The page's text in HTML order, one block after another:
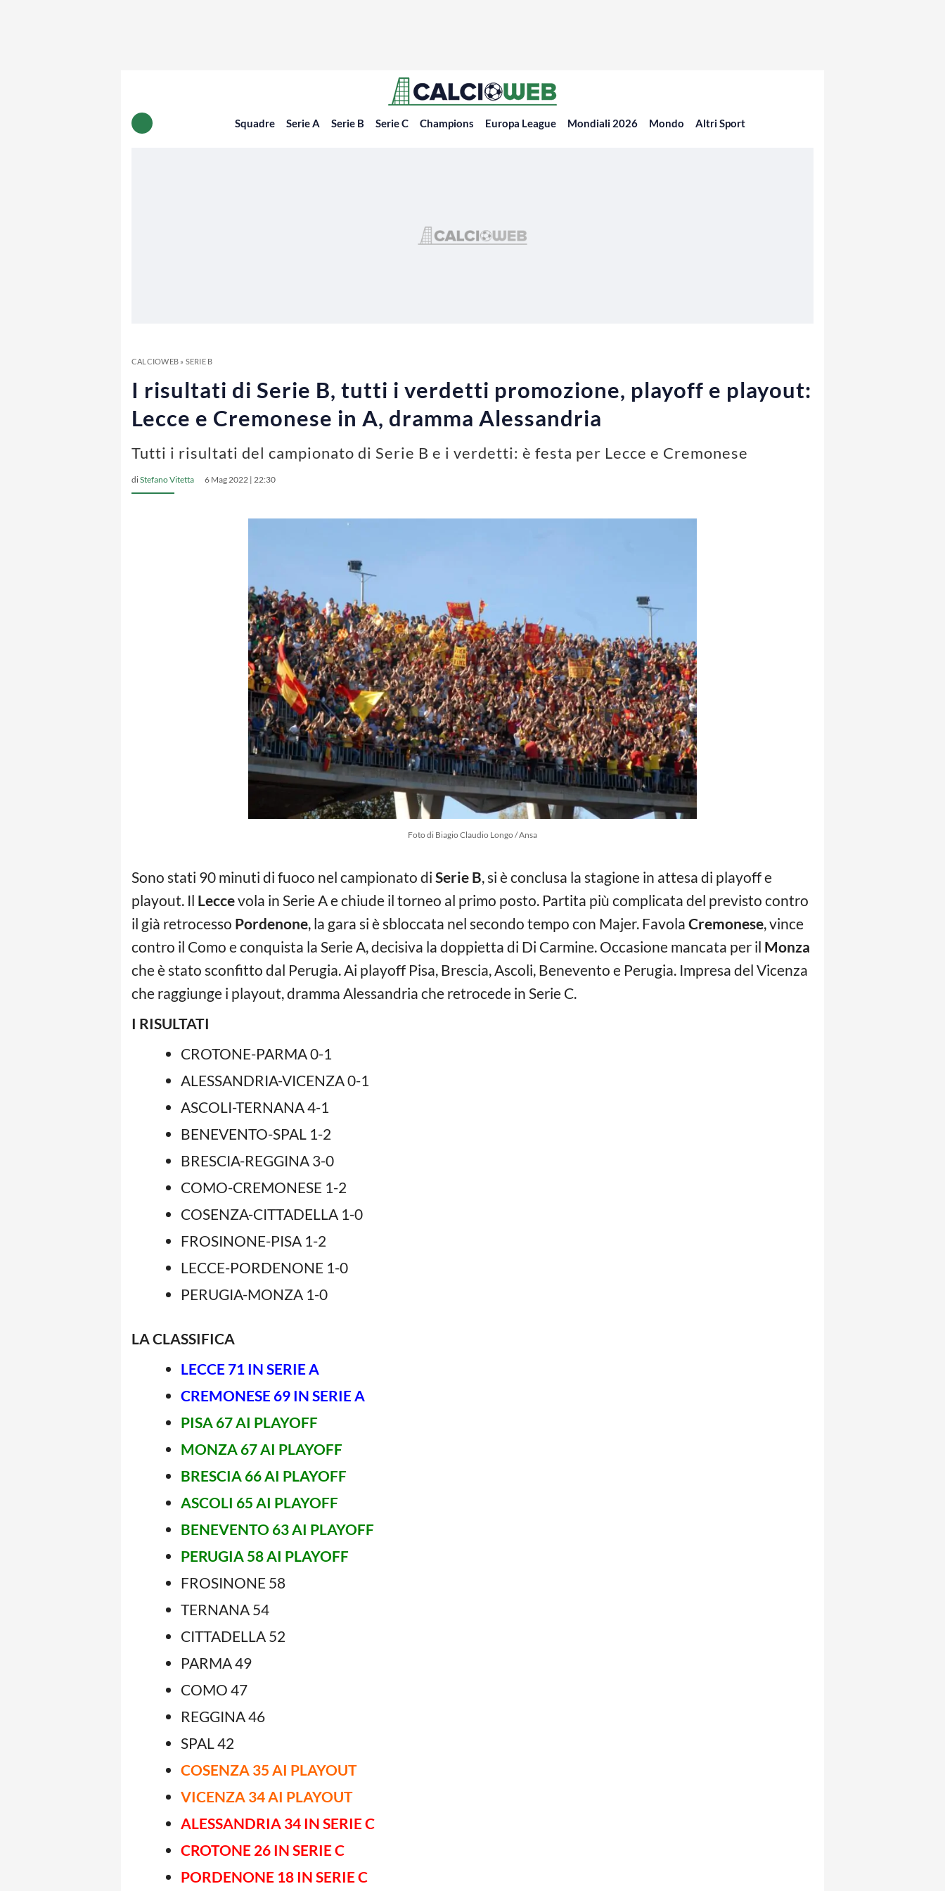
Squadre Serie A Serie B Serie C Champions Europa League Mondiali 2026 Mondo Altri Sport
CALCIOWEB» SERIE B
I risultati di Serie B, tutti i verdetti promozione, playoff e playout:
Lecce e Cremonese in A, dramma Alessandria
Tutti i risultati del campionato di Serie B e i verdetti: è festa per Lecce e Cremonese
diStefano Vitetta 6 Mag 2022 | 22:30
Foto di Biagio Claudio Longo / Ansa
Sono stati 90 minuti di fuoco nel campionato di Serie B, si è conclusa la stagione in attesa di playoff e
playout. Il Leccevola in Serie A e chiude il torneo al primo posto. Partita più complicata del previsto contro
il già retrocesso Pordenone, la gara si è sbloccata nel secondo tempo con Majer. Favola Cremonese, vince
contro il Como e conquista la Serie A, decisiva la doppietta di Di Carmine. Occasione mancata per il Monza
che è stato sconfitto dal Perugia. Ai playoff Pisa, Brescia, Ascoli, Benevento e Perugia. Impresa del Vicenza
che raggiunge i playout, dramma Alessandria che retrocede in Serie C.
I RISULTATI
CROTONE-PARMA 0-1
ALESSANDRIA-VICENZA 0-1
ASCOLI-TERNANA 4-1
BENEVENTO-SPAL 1-2
BRESCIA-REGGINA 3-0
COMO-CREMONESE 1-2
COSENZA-CITTADELLA 1-0
FROSINONE-PISA 1-2
LECCE-PORDENONE 1-0
PERUGIA-MONZA 1-0
LA CLASSIFICA
LECCE 71 IN SERIE A
CREMONESE 69 IN SERIE A
PISA 67 AI PLAYOFF
MONZA 67 AI PLAYOFF
BRESCIA 66 AI PLAYOFF
ASCOLI 65 AI PLAYOFF
BENEVENTO 63 AI PLAYOFF
PERUGIA 58 AI PLAYOFF
FROSINONE 58
TERNANA 54
CITTADELLA 52
PARMA 49
COMO 47
REGGINA 46
SPAL 42
COSENZA 35 AI PLAYOUT
VICENZA 34 AI PLAYOUT
ALESSANDRIA 34 IN SERIE C
CROTONE 26 IN SERIE C
PORDENONE 18 IN SERIE C